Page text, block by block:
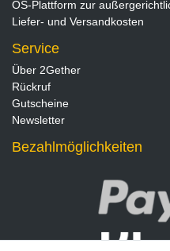
OS-Plattform zur
Liefer- und Versandkosten
Service
Über 2Gether
Rückruf
Gutscheine
Newsletter
Bezahlmöglichkeiten